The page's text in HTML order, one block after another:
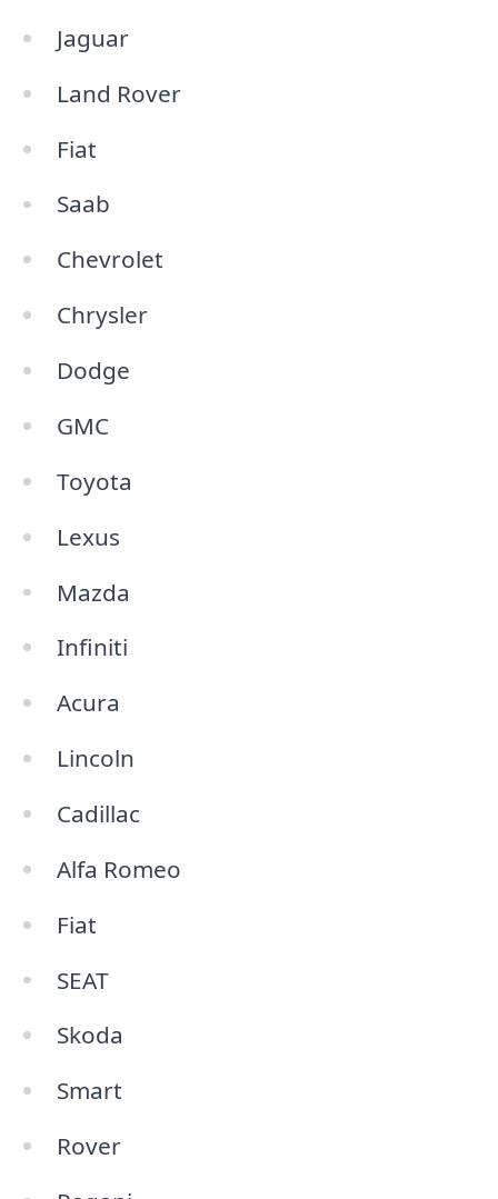
Jaguar
Land Rover
Fiat
Saab
Chevrolet
Chrysler
Dodge
GMC
Toyota
Lexus
Mazda
Infiniti
Acura
Lincoln
Cadillac
Alfa Romeo
Fiat
SEAT
Skoda
Smart
Rover